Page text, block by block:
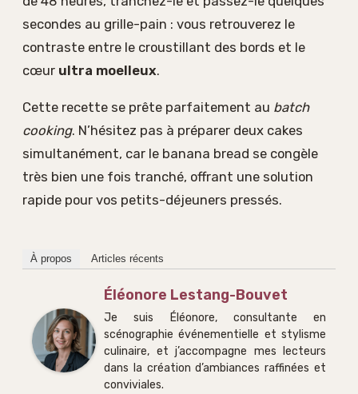
secondes au grille-pain : vous retrouverez le
contraste entre le croustillant des bords et le
cœur ultra moelleux.
Cette recette se prête parfaitement au batch
cooking. N’hésitez pas à préparer deux cakes
simultanément, car le banana bread se congèle
très bien une fois tranché, offrant une solution
rapide pour vos petits-déjeuners pressés.
À propos Articles récents
Éléonore Lestang-Bouvet
Je suis Éléonore, consultante en
scénographie événementielle et stylisme
culinaire, et j’accompagne mes lecteurs
dans la création d’ambiances raffinées et
conviviales.